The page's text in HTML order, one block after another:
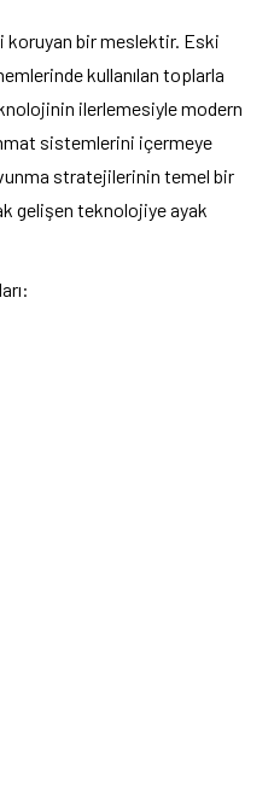
koruyan bir meslektir. Eski
kullanılan toplarla
ilerlemesiyle modern
sistemlerini içermeye
stratejilerinin temel bir
gelişen teknolojiye ayak